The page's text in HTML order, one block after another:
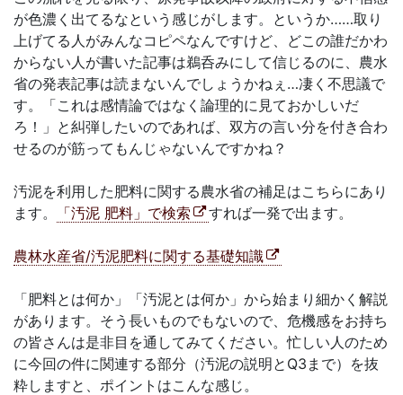
が色濃く出てるなという感じがします。というか……取り
上げてる人がみんなコピペなんですけど、どこの誰だかわ
からない人が書いた記事は鵜呑みにして信じるのに、農水
省の発表記事は読まないんでしょうかねぇ…凄く不思議で
す。「これは感情論ではなく論理的に見ておかしいだ
ろ！」と糾弾したいのであれば、双方の言い分を付き合わ
せるのが筋ってもんじゃないんですかね？
汚泥を利用した肥料に関する農水省の補足はこちらにあり
ます。
「汚泥 肥料」で検索 すれば一発で出ます。
農林水産省/汚泥肥料に関する基礎知識
「肥料とは何か」「汚泥とは何か」から始まり細かく解説
があります。そう長いものでもないので、危機感をお持ち
の皆さんは是非目を通してみてください。忙しい人のため
に今回の件に関連する部分（汚泥の説明とQ3まで）を抜
粋しますと、ポイントはこんな感じ。